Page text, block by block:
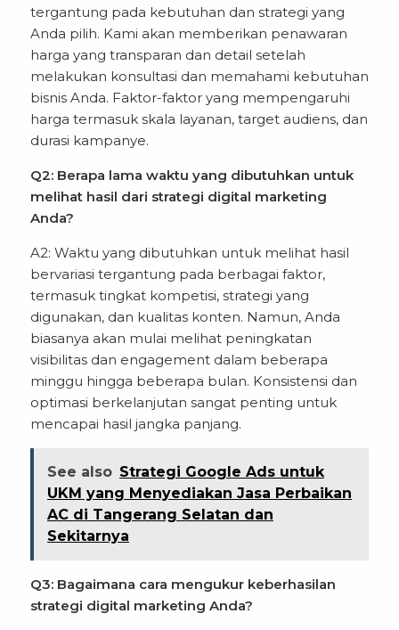
tergantung pada kebutuhan dan strategi yang
Anda pilih. Kami akan memberikan penawaran
harga yang transparan dan detail setelah
melakukan konsultasi dan memahami kebutuhan
bisnis Anda. Faktor-faktor yang mempengaruhi
harga termasuk skala layanan, target audiens, dan
durasi kampanye.
Q2: Berapa lama waktu yang dibutuhkan untuk
melihat hasil dari strategi digital marketing
Anda?
A2: Waktu yang dibutuhkan untuk melihat hasil
bervariasi tergantung pada berbagai faktor,
termasuk tingkat kompetisi, strategi yang
digunakan, dan kualitas konten. Namun, Anda
biasanya akan mulai melihat peningkatan
visibilitas dan engagement dalam beberapa
minggu hingga beberapa bulan. Konsistensi dan
optimasi berkelanjutan sangat penting untuk
mencapai hasil jangka panjang.
See also Strategi Google Ads untuk
UKM yang Menyediakan Jasa Perbaikan
AC di Tangerang Selatan dan
Sekitarnya
Q3: Bagaimana cara mengukur keberhasilan
strategi digital marketing Anda?